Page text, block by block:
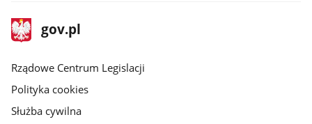
stopka
gov.plStrona
gov.pl
Rządowe Centrum Legislacji
Polityka cookies
Służba cywilna